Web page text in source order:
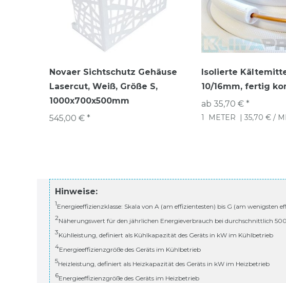
Novaer Sichtschutz Gehäuse
Lasercut, Weiß, Größe S,
1000x700x500mm
545,00 € *
Isolierte
10/16mm, fertig
ab 35,70 € *
1 METER | 35,70 € /
Hinweise:
1Energieeffizienzklasse: Skala von A (am effizientesten) bis G (am wenigsten
2Näherungswert für den jährlichen Energieverbrauch bei durchschnittlich
3Kühlleistung, definiert als Kühlkapazität des Geräts in kW im Kühlbetrieb
4Energieeffizienzgröße des Geräts im Kühlbetrieb
5Heizleistung, definiert als Heizkapazität des Geräts in kW im Heizbetrieb
6Energieeffizienzgröße des Geräts im Heizbetrieb